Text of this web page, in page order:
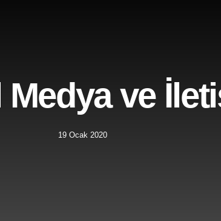
ve
19 Ocak 2020